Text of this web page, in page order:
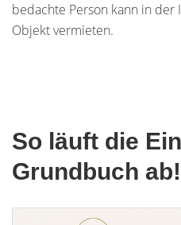
bedachte Person kann in
Objekt vermieten.
So läuft die
Grundbuch ab!